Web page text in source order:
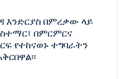
እንድርያስ በምረቃው ላይ
በምርምርና
የተከናወኑ ተግባራትን